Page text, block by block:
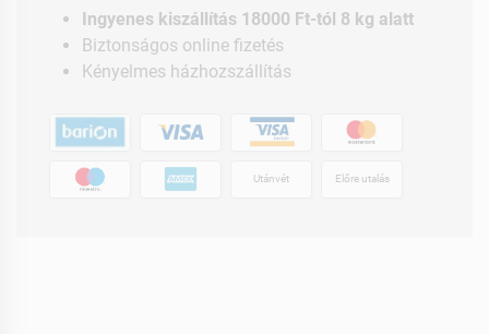
Ingyenes kiszállítás 18000 Ft-tól 8 kg alatt
Biztonságos online fizetés
Kényelmes házhozszállítás
Utánvét Előre utalás